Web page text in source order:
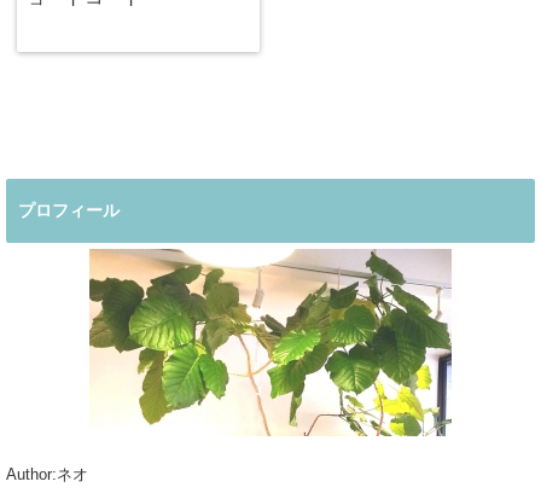
プロフィール
Author:ネオ